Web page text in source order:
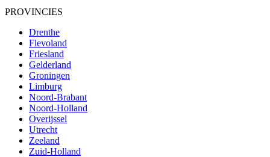
PROVINCIES
Drenthe
Flevoland
Friesland
Gelderland
Groningen
Limburg
Noord-Brabant
Noord-Holland
Overijssel
Utrecht
Zeeland
Zuid-Holland